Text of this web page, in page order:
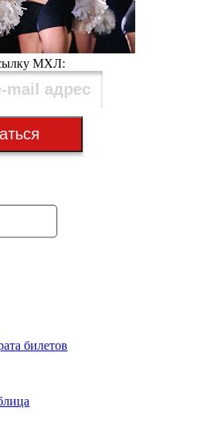
МХЛ:
условияПользовательского соглашения
билетов